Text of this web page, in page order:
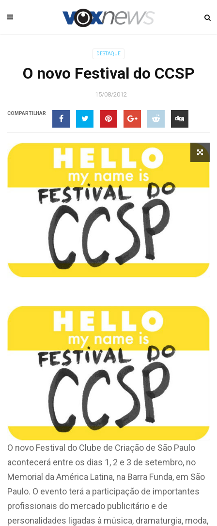
DESTAQUE
O novo Festival do CCSP
15/08/2012
COMPARTILHAR
O novo Festival do Clube de Criação de São Paulo
acontecerá entre os dias 1, 2 e 3 de setembro, no
Memorial da América Latina, na Barra Funda, em São
Paulo. O evento terá a participação de importantes
profissionais do mercado publicitário e de
personalidades ligadas à música, dramaturgia, moda,